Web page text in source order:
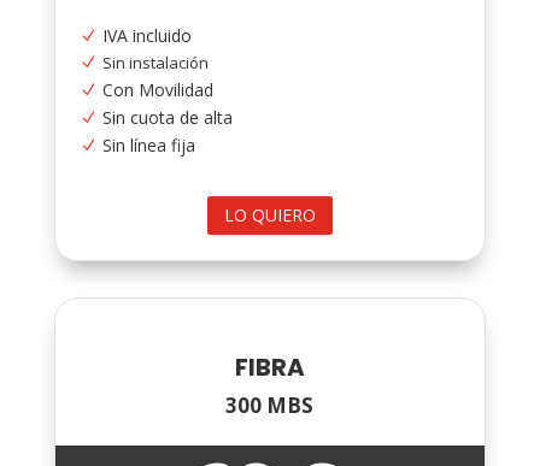
N IVA incluido
N Sin instalación
N Con Movilidad
N Sin cuota de alta
N Sin línea fija
LO QUIERO
FIBRA
300 MBS